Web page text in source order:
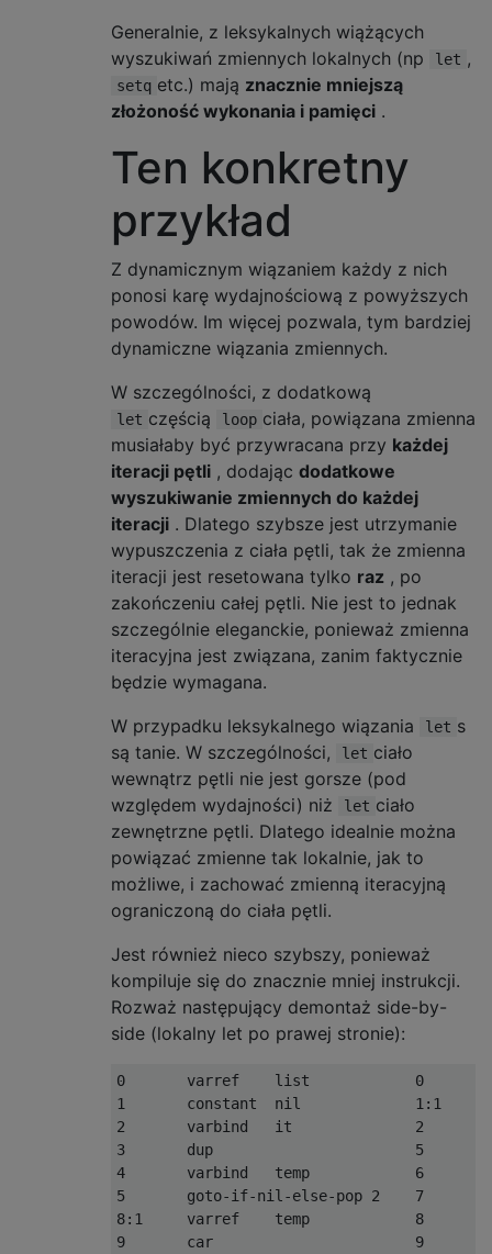
Generalnie, z leksykalnych wiążących
wyszukiwań zmiennych lokalnych (np
let ,
setq etc.) mają znacznie mniejszą
złożoność wykonania i pamięci .
Ten konkretny
przykład
Z dynamicznym wiązaniem każdy z nich
ponosi karę wydajnościową z powyższych
powodów. Im więcej pozwala, tym bardziej
dynamiczne wiązania zmiennych.
W szczególności, z dodatkową
let częścią loop ciała, powiązana zmienna
musiałaby być przywracana przy każdej
iteracji pętli , dodając dodatkowe
wyszukiwanie zmiennych do każdej
iteracji . Dlatego szybsze jest utrzymanie
wypuszczenia z ciała pętli, tak że zmienna
iteracji jest resetowana tylko raz , po
zakończeniu całej pętli. Nie jest to jednak
szczególnie eleganckie, ponieważ zmienna
iteracyjna jest związana, zanim faktycznie
będzie wymagana.
W przypadku leksykalnego wiązania
let s
są tanie. W szczególności,
let ciało
wewnątrz pętli nie jest gorsze (pod
względem wydajności) niż
let ciało
zewnętrzne pętli. Dlatego idealnie można
powiązać zmienne tak lokalnie, jak to
możliwe, i zachować zmienną iteracyjną
ograniczoną do ciała pętli.
Jest również nieco szybszy, ponieważ
kompiluje się do znacznie mniej instrukcji.
Rozważ następujący demontaż side-by-
side (lokalny let po prawej stronie):
0       varref    list            0
1       constant  nil
2       varbind   it              2
3       dup
4       varbind   temp
5       goto-if-nil-else-pop 2
8:1     varref    temp
9       car                       9